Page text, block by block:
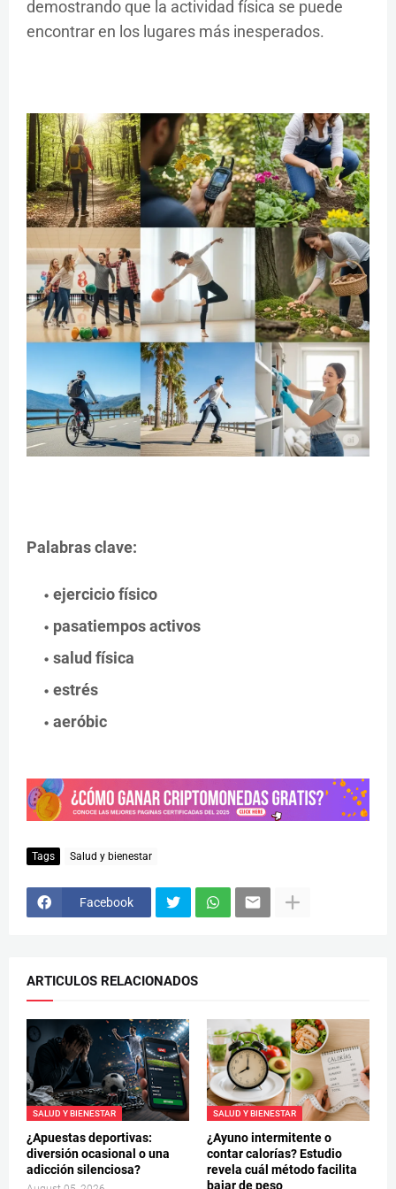
demostrando que la actividad física se puede
encontrar en los lugares más inesperados.
Palabras clave:
ejercicio físico
pasatiempos activos
salud física
estrés
aeróbic
Tags Salud y bienestar
Facebook
ARTICULOS RELACIONADOS
SALUD Y BIENESTAR
¿Apuestas deportivas:
diversión ocasional o una
adicción silenciosa?
SALUD Y BIENESTAR
¿Ayuno intermitente o
contar calorías? Estudio
revela cuál método facilita
bajar de peso